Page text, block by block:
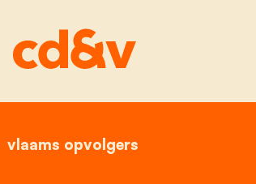
vlaams opvolgers